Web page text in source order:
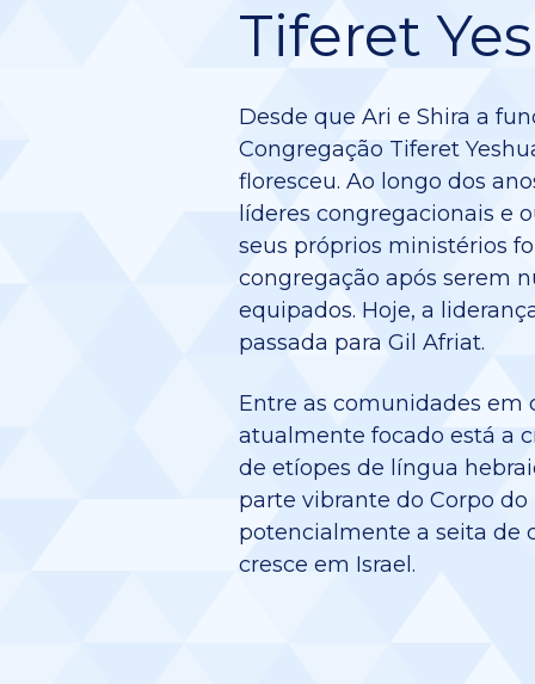
Tiferet
Desde que Ari e Shira a
Congregação Tiferet
floresceu. Ao longo dos
líderes congregacionais e
seus próprios ministérios
congregação após serem
equipados. Hoje, a
passada para Gil Afriat.
Entre as comunidades em
atualmente focado está a
de etíopes de língua
parte vibrante do Corpo do
potencialmente a seita de
cresce em Israel.